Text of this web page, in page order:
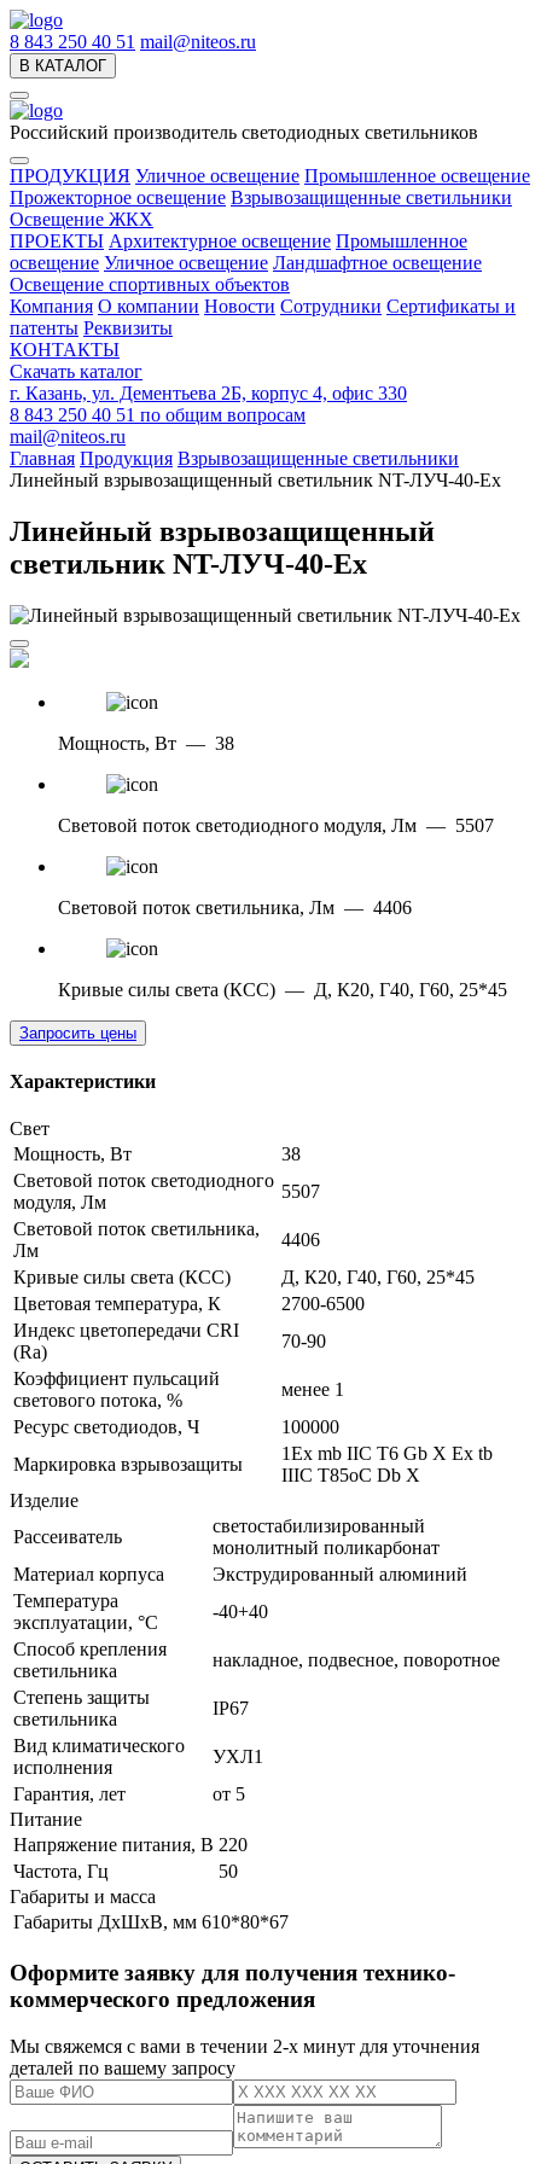
8 843 250 40 51 mail@niteos.ru
В КАТАЛОГ
Российский производитель светодиодных светильников
ПРОДУКЦИЯ Уличное освещение Промышленное освещение
Прожекторное освещение Взрывозащищенные светильники
Освещение ЖКХ
ПРОЕКТЫ Архитектурное освещение Промышленное
освещение Уличное освещение Ландшафтное освещение
Освещение спортивных объектов
Компания О компании Новости Сотрудники Сертификаты и
патенты Реквизиты
КОНТАКТЫ
Скачать каталог
г. Казань, ул. Дементьева 2Б, корпус 4, офис 330
8 843 250 40 51 по общим вопросам
mail@niteos.ru
Главная Продукция Взрывозащищенные светильники
Линейный взрывозащищенный светильник NT-ЛУЧ-40-Ex
Линейный взрывозащищенный
светильник NT-ЛУЧ-40-Ex
Мощность, Вт — 38
Световой поток светодиодного модуля, Лм — 5507
Световой поток светильника, Лм — 4406
Кривые силы света (КСС) — Д, К20, Г40, Г60, 25*45
Запросить цены
Характеристики
Свет
Мощность, Вт
38
Световой поток светодиодного
модуля, Лм
5507
Световой поток светильника,
Лм
4406
Кривые силы света (КСС)
Д, К20, Г40, Г60, 25*45
Цветовая температура, К
2700-6500
Индекс цветопередачи CRI
(Ra)
70-90
Коэффициент пульсаций
светового потока, %
менее 1
Ресурс светодиодов, Ч
100000
Маркировка взрывозащиты
1Ex mb IIC T6 Gb X Ex tb
IIIC Т85оС Db X
Изделие
Рассеиватель
светостабилизированный
монолитный поликарбонат
Материал корпуса
Экструдированный алюминий
Температура
эксплуатации, °С
-40+40
Способ крепления
светильника
накладное, подвесное, поворотное
Степень защиты
светильника
IP67
Вид климатического
исполнения
УХЛ1
Гарантия, лет
от 5
Питание
Напряжение питания, В 220
Частота, Гц
50
Габариты и масса
Габариты ДхШхВ, мм 610*80*67
Оформите заявку для получения технико-
коммерческого предложения
Мы свяжемся с вами в течении 2-х минут для уточнения
деталей по вашему запросу